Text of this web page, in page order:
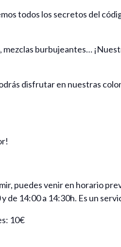
todos los secretos del
mezclas burbujeantes…
disfrutar en nuestras
puedes venir en horario
de 14:00 a 14:30h. Es un
10€